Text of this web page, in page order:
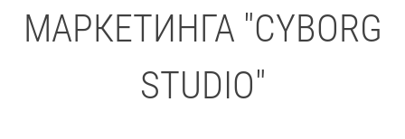
МАРКЕТИНГА "CYBORG
STUDIO"